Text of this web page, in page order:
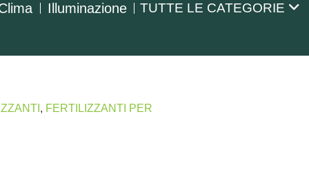
Illuminazione TUTTE LE CATEGORIE
, FERTILIZZANTI PER